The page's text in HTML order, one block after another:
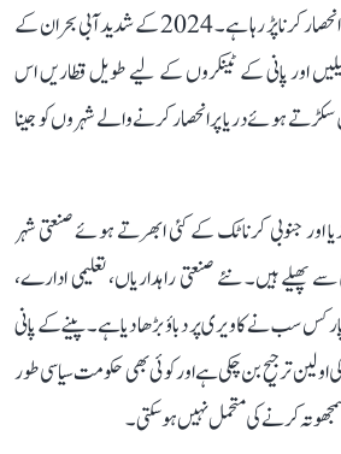
زیرزمین پانی اور نجی ٹینکر مافیا پر انحصار کرنا پڑ رہا ہے۔ 2024 کے شدید آبی بحران کے
اور پانی کے ٹینکروں کے لیے طویل قطاریں اس
ہوئے دریا پر انحصار کرنے والے شہروں کو جینا
اور جنوبی کرناٹک کے کئی ابھرتے ہوئے صنعتی شہر
پھیلے ہیں۔ نئے صنعتی راہداریاں، تعلیمی ادارے،
سب نے کاویری پر دباؤ بڑھا دیا ہے۔ پینے کے پانی
ترجیح بن چکی ہے اور کوئی بھی حکومت سیاسی طور
کرنے کی متحمل نہیں ہو سکتی۔